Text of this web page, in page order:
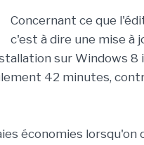
Concernant ce que
c'est à dire une mise à
sur Windows
42 minutes,
économies